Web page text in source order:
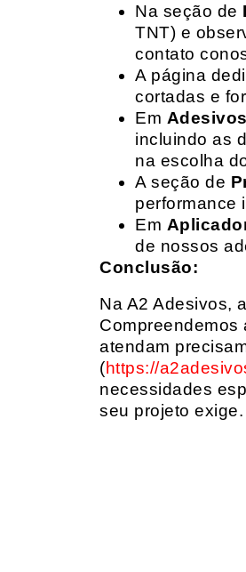
Na seção de
TNT) e
contato
A página
cortadas e
Em
incluindo as
na escolha
A seção de
performance
Em
de nossos
Conclusão:
Na A2 Adesivos,
atendam
(https://
necessidades
seu projeto exige.